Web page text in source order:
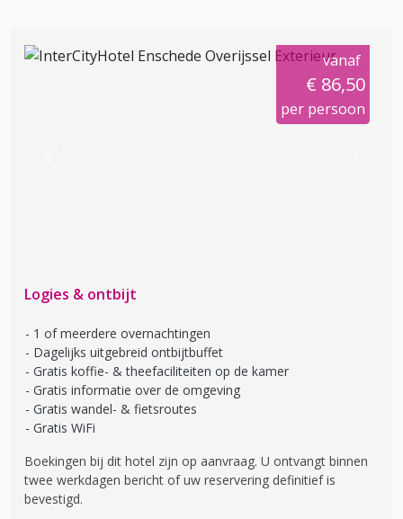
vanaf
€ 86,50
per persoon
Logies & ontbijt
1 of meerdere overnachtingen
Dagelijks uitgebreid ontbijtbuffet
Gratis koffie- & theefaciliteiten op de kamer
Gratis informatie over de omgeving
Gratis wandel- & fietsroutes
Gratis WiFi
Boekingen bij dit hotel zijn op aanvraag. U ontvangt binnen
twee werkdagen bericht of uw reservering definitief is
bevestigd.